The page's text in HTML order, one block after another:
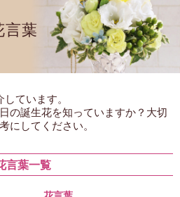
言葉
ています。
の誕生花を知っていますか？大切
にしてください。
言葉一覧